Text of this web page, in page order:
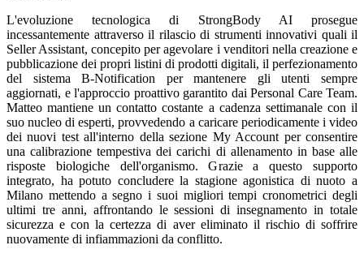
L'evoluzione tecnologica di StrongBody AI prosegue
incessantemente attraverso il rilascio di strumenti innovativi quali il
Seller Assistant, concepito per agevolare i venditori nella creazione e
pubblicazione dei propri listini di prodotti digitali, il perfezionamento
del sistema B-Notification per mantenere gli utenti sempre
aggiornati, e l'approccio proattivo garantito dai Personal Care Team.
Matteo mantiene un contatto costante a cadenza settimanale con il
suo nucleo di esperti, provvedendo a caricare periodicamente i video
dei nuovi test all'interno della sezione My Account per consentire
una calibrazione tempestiva dei carichi di allenamento in base alle
risposte biologiche dell'organismo. Grazie a questo supporto
integrato, ha potuto concludere la stagione agonistica di nuoto a
Milano mettendo a segno i suoi migliori tempi cronometrici degli
ultimi tre anni, affrontando le sessioni di insegnamento in totale
sicurezza e con la certezza di aver eliminato il rischio di soffrire
nuovamente di infiammazioni da conflitto.